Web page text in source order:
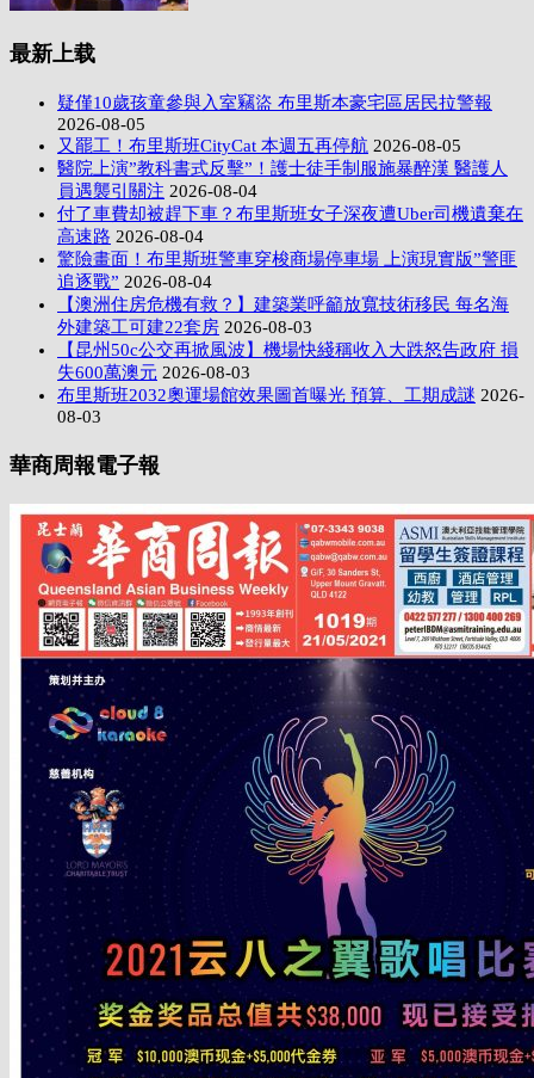
最新上载
疑僅10歲孩童參與入室竊盜 布里斯本豪宅區居民拉警報
2026-08-05
又罷工！布里斯班CityCat 本週五再停航 2026-08-05
醫院上演”教科書式反擊”！護士徒手制服施暴醉漢 醫護人
員遇襲引關注 2026-08-04
付了車費却被趕下車？布里斯班女子深夜遭Uber司機遺棄在
高速路 2026-08-04
驚險畫面！布里斯班警車穿梭商場停車場 上演現實版”警匪
追逐戰” 2026-08-04
【澳洲住房危機有救？】建築業呼籲放寬技術移民 每名海
外建築工可建22套房 2026-08-03
【昆州50c公交再掀風波】機場快綫稱收入大跌怒告政府 損
失600萬澳元 2026-08-03
布里斯班2032奧運場館效果圖首曝光 預算、工期成謎 2026-
08-03
華商周報電子報